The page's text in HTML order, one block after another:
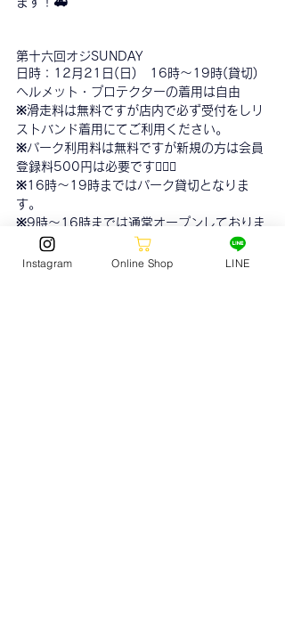
第十六回オジSUNDAY
日時：12月21日(日)　16時〜19時(貸切)
ヘルメット・プロテクターの着用は自由
※滑走料は無料ですが店内で必ず受付をしリ
ストバンド着用にてご利用ください。
※パーク利用料は無料ですが新規の方は会員
登録料500円は必要です🙇🏻‍♂️
※16時〜19時まではパーク貸切となりま
す。
※9時〜16時までは通常オープンしておりま
す。
Instagram Online Shop LINE